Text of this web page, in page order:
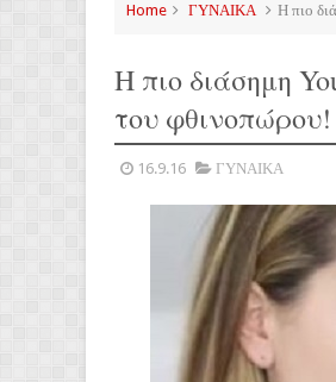
Home ΓΥΝΑΙΚΑ Η πιο
Η πιο διάσημη
του
16.9.16 ΓΥΝΑΙΚΑ